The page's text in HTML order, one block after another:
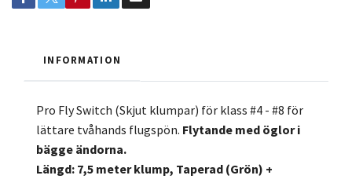
INFORMATION
Pro Fly Switch (Skjut klumpar) för klass #4 - #8 för
lättare tvåhands flugspön. Flytande med öglor i
bägge ändorna.
Längd: 7,5 meter klump, Taperad (Grön) +